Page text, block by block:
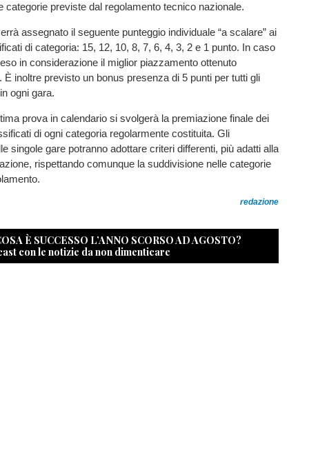
categorie previste dal regolamento tecnico nazionale.
assegnato il seguente punteggio individuale “a scalare” ai
di categoria: 15, 12, 10, 8, 7, 6, 4, 3, 2 e 1 punto. In caso
in considerazione il miglior piazzamento ottenuto
È inoltre previsto un bonus presenza di 5 punti per tutti gli
ogni gara.
prova in calendario si svolgerà la premiazione finale dei
di ogni categoria regolarmente costituita. Gli
singole gare potranno adottare criteri differenti, più adatti alla
rispettando comunque la suddivisione nelle categorie
redazione
È SUCCESSO L’ANNO SCORSO AD AGOSTO?
con le notizie da non dimenticare